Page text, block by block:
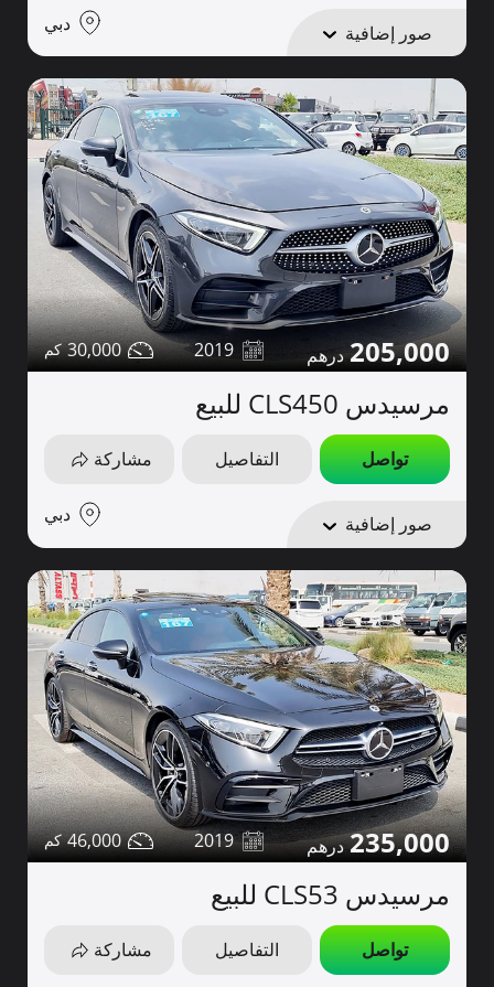
صور إضافية دبي
205,000
2019
30,000
مرسيدس CLS450 للبيع
تواصل التفاصيل مشاركة
صور إضافية دبي
235,000
2019
46,000
مرسيدس CLS53 للبيع
تواصل التفاصيل مشاركة